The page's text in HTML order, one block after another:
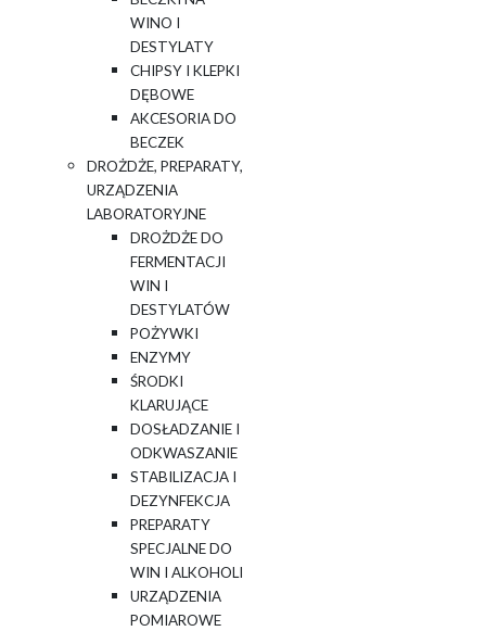
WINO I
DESTYLATY
CHIPSY I KLEPKI
DĘBOWE
AKCESORIA DO
BECZEK
DROŻDŻE, PREPARATY,
URZĄDZENIA
LABORATORYJNE
DROŻDŻE DO
FERMENTACJI
WIN I
DESTYLATÓW
POŻYWKI
ENZYMY
ŚRODKI
KLARUJĄCE
DOSŁADZANIE I
ODKWASZANIE
STABILIZACJA I
DEZYNFEKCJA
PREPARATY
SPECJALNE DO
WIN I ALKOHOLI
URZĄDZENIA
POMIAROWE